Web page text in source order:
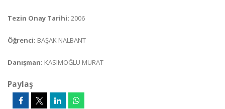
Tezin Onay Tarihi: 2006
Öğrenci: BAŞAK NALBANT
Danışman: KASIMOĞLU MURAT
Paylaş